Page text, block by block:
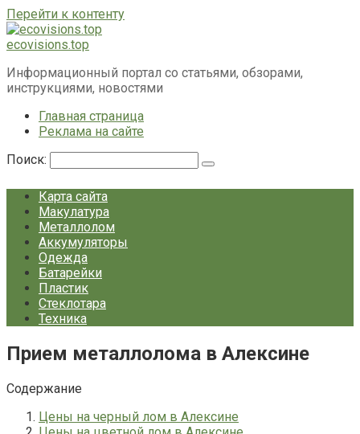
Перейти к контенту
ecovisions.top
Информационный портал со статьями, обзорами,
инструкциями, новостями
Главная страница
Реклама на сайте
Поиск:
Карта сайта
Макулатура
Металлолом
Аккумуляторы
Одежда
Батарейки
Пластик
Стеклотара
Техника
Прием металлолома в Алексине
Содержание
Цены на черный лом в Алексине